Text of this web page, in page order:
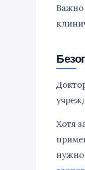
Важно
Хотя
нужно